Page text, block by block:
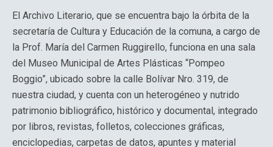
El Archivo Literario, que se encuentra bajo la órbita de la
secretaría de Cultura y Educación de la comuna, a cargo de
la Prof. María del Carmen Ruggirello, funciona en una sala
del Museo Municipal de Artes Plásticas “Pompeo
Boggio”, ubicado sobre la calle Bolívar Nro. 319, de
nuestra ciudad, y cuenta con un heterogéneo y nutrido
patrimonio bibliográfico, histórico y documental, integrado
por libros, revistas, folletos, colecciones gráficas,
enciclopedias, carpetas de datos, apuntes y material